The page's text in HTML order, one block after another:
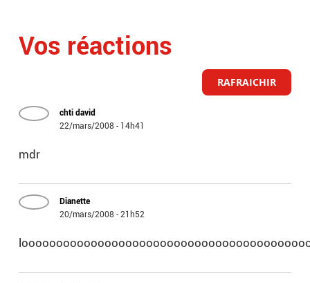
Vos réactions
RAFRAICHIR
chti david
22/mars/2008 - 14h41
mdr
Dianette
20/mars/2008 - 21h52